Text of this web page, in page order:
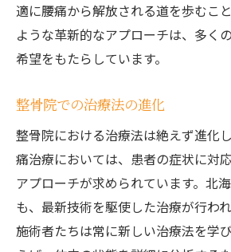
適に腰痛から解放される道を歩むこ
ような革新的なアプローチは、多く
希望をもたらしています。
整骨院での治療法の進化
整骨院における治療法は絶えず進化
痛治療においては、患者の症状に対
アプローチが求められています。北
も、最新技術を駆使した治療が行わ
施術者たちは常に新しい治療法を学